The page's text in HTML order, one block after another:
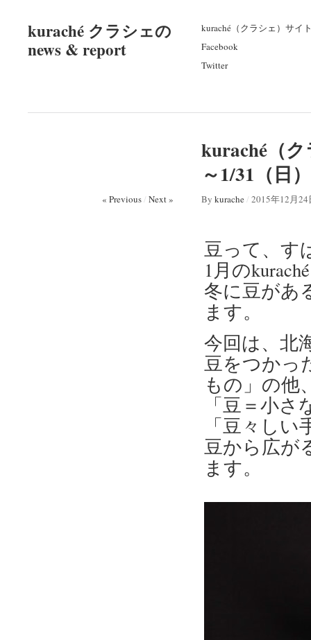
kuraché クラシェの
news & report
kuraché（クラシェ）サイ
Facebook
Twitter
kuraché（
～1/31（日
« Previous/ Next » By kurache/ 2015年12月24
豆って、す
1月の
冬に豆があ
ます。
今回は、北
豆をつかっ
もの」の他
「豆＝小
「豆々し
豆から広が
ます。